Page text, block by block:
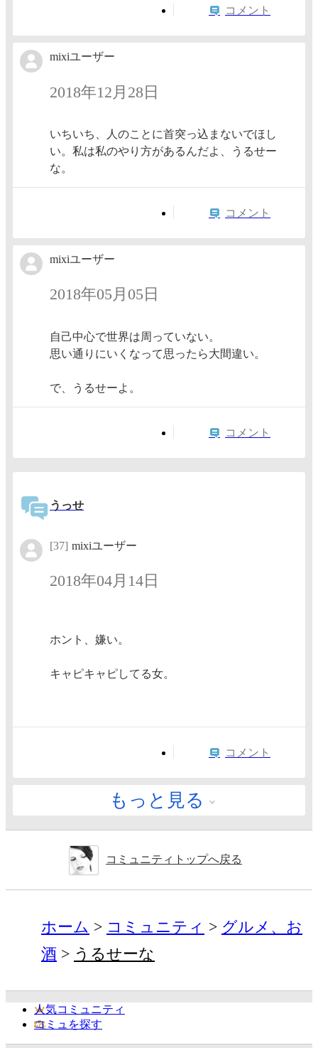
コメント
mixiユーザー
2018年12月28日
いちいち、人のことに首突っ込まないでほし
い。私は私のやり方があるんだよ、うるせー
な。
コメント
mixiユーザー
2018年05月05日
自己中心で世界は周っていない。
思い通りにいくなって思ったら大間違い。
で、うるせーよ。
コメント
うっせ
[37] mixiユーザー
2018年04月14日
ホント、嫌い。
キャピキャピしてる女。
コメント
もっと見る
コミュニティトップへ戻る
ホーム コミュニティ
グルメ、お
酒
うるせーな
人気コミュニティ
コミュを探す